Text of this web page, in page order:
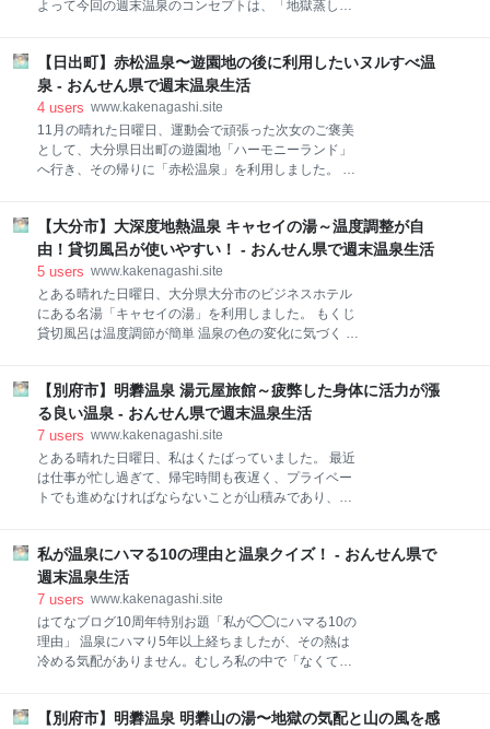
へ向かいました。 受付棟と浴室棟は別に設けられてお
り、浴室は全てガラスに覆われた建物の中に設けられ
ています。それはまさにガラスハウスの様な、温室の
様な建物
よって今回の週末温泉のコンセプトは、「地獄蒸しが
苑（ごとうえん）」の温泉を選択しました。（今回の
内容は、入浴より地獄蒸しがメインとなります。） も
くじ 最初に調理 調理中に入浴 できたかな？ 五湯苑の
基本情報 スポンサーリンク 最初に調理 別府市には８
ヵ所の温泉地がありますが、五湯苑はその中の「堀田
温泉」のエリアにある温泉施設です。敷地内にはいく
温泉利用者は+200円で利用できます。 地獄蒸しで
は、イモ類は30～35分程度の蒸し時間が必要だと言わ
れている為、今回は蒸している間に温泉を利用しま
す。 なお、施
【日出町】赤松温泉〜遊園地の後に利用したいヌルすべ温
泉 - おんせん県で週末温泉生活
4 users www.kakenagashi.site
11月の晴れた日曜日、運動会で頑張った次女のご褒美
として、大分県日出町の遊園地「ハーモニーランド」
へ行き、その帰りに「赤松温泉」を利用しました。 も
ポンサーリンク 便利！遊園地のすぐ近く 赤松温泉は、
九州温泉道でも対象施設として選ばれる程の温泉でも
ありますが、なかなか奇抜な施設でもあります。その
奇抜具合は、書籍「へんな名湯」でも紹介されるほ
ど。 国道10号線沿いの赤松峠に「赤松屋」と書かれた
建物があり、その奥に目的地「赤松温泉」があります
食べている時も、観覧車に乗っている時も、ふとした
瞬間にパッと目に入ってきます。「今日はあの黄色い
ところで温泉に入るよ」と子ども達に説明できまし
た。 またハー
【大分市】大深度地熱温泉 キャセイの湯～温度調整が自
由！貸切風呂が使いやすい！ - おんせん県で週末温泉生活
5 users www.kakenagashi.site
とある晴れた日曜日、大分県大分市のビジネスホテル
にある名湯「キャセイの湯」を利用しました。 もくじ
貸切風呂は温度調節が簡単 温泉の色の変化に気づく 家
ーリンク 貸切風呂は温度調節が簡単 キャセイの湯は、
今の自宅から一番近い温泉施設です。夜遅くまで利用
できる点より、私にとって大変利用しやすい施設でも
あります。いつもは大浴場を利用していますが、今回
は家族で利用する為、貸切風呂を選択しました。 駐車
場に自動車を止め、まずは正面中央の玄関に向かいま
で2階に上がります。 温泉は自分で溜める為、常に新
鮮な状態で楽しめます。まずは水と温泉を同時に浴槽
に注ぎます。半分程度溜まったら好みの温度に調節す
ると良
【別府市】明礬温泉 湯元屋旅館～疲弊した身体に活力が漲
る良い温泉 - おんせん県で週末温泉生活
7 users www.kakenagashi.site
とある晴れた日曜日、私はくたばっていました。 最近
は仕事が忙し過ぎて、帰宅時間も夜遅く、プライベー
トでも進めなければならないことが山積みであり、流
週末に行う週末温泉生活のお陰だと思っています。も
う「若さで乗り切る」とは言いえない年齢ですし、
日々を通常道理に過ごす為に、体調管理は十分に配慮
しなくてはいけません。 前日の土曜日も夜中まで働い
ていました。すると日曜日は、起きる事ができない。
身体が激しく休息を求めています。 ところが当日は天
れ、強引に起こされました。仕方なく朝食を取りなが
私が温泉にハマる10の理由と温泉クイズ！ - おんせん県で
週末温泉生活
7 users www.kakenagashi.site
はてなブログ10周年特別お題「私が◯◯にハマる10の
理由」 温泉にハマり5年以上経ちましたが、その熱は
冷める気配がありません。むしろ私の中で「なくては
泉にハマる10の理由」について書いてみました。 な
【別府市】明礬温泉 明礬山の湯〜地獄の気配と山の風を感